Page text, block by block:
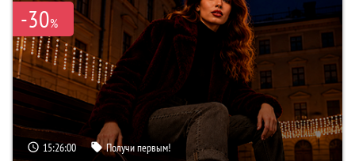
-30%
15:25:59 Получи первым!